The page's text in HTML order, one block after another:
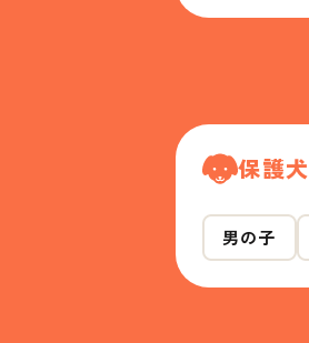
保護犬
男の子